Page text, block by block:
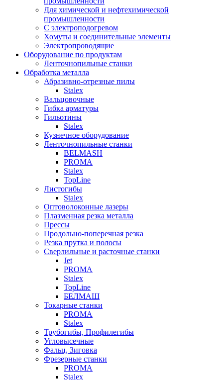
Для химической и нефтехимической
промышленности
С электроподогревом
Хомуты и соединительные элементы
Электропроводящие
Оборудование по продуктам
Ленточнопильные станки
Обработка металла
Абразивно-отрезные пилы
Stalex
Вальцовочные
Гибка арматуры
Гильотины
Stalex
Кузнечное оборудование
Ленточнопильные станки
BELMASH
PROMA
Stalex
TopLine
Листогибы
Stalex
Оптоволоконные лазеры
Плазменная резка металла
Прессы
Продольно-поперечная резка
Резка прутка и полосы
Сверлильные и расточные станки
Jet
PROMA
Stalex
TopLine
БЕЛМАШ
Токарные станки
PROMA
Stalex
Трубогибы, Профилегибы
Угловысечные
Фальц, Зиговка
Фрезерные станки
PROMA
Stalex